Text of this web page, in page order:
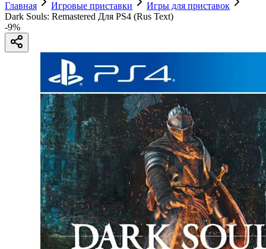
Главная Игровые приставки
Игры для приставок
Dark Souls: Remastered Для PS4 (Rus Text)
-9%